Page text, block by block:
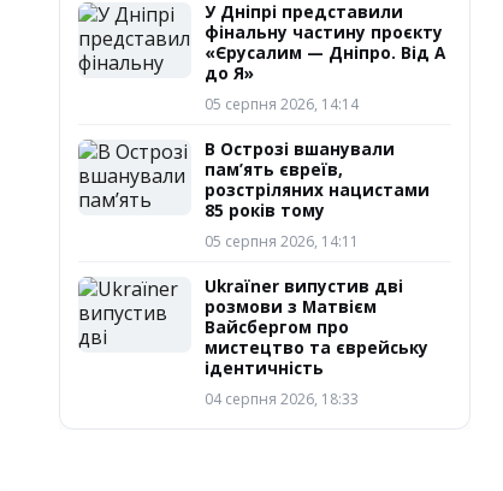
У Дніпрі представили
фінальну частину проєкту
«Єрусалим — Дніпро. Від А
до Я»
05 серпня 2026, 14:14
В Острозі вшанували
пам’ять євреїв,
розстріляних нацистами
85 років тому
05 серпня 2026, 14:11
Ukraїner випустив дві
розмови з Матвієм
Вайсбергом про
мистецтво та єврейську
ідентичність
04 серпня 2026, 18:33